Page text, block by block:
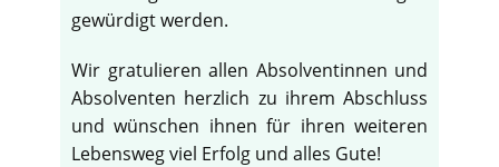
gewürdigt werden.
Wir gratulieren allen Absolventinnen und
Absolventen herzlich zu ihrem Abschluss
und wünschen ihnen für ihren weiteren
Lebensweg viel Erfolg und alles Gute!